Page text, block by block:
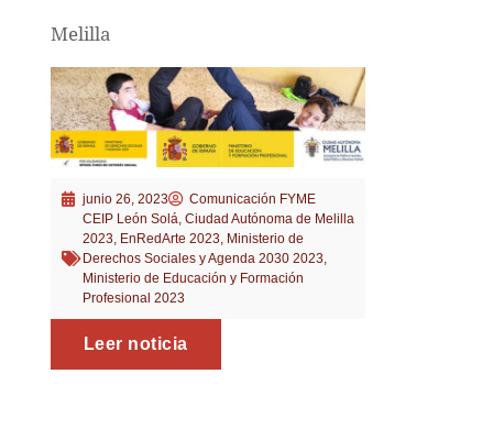
Melilla
junio 26, 2023
Comunicación FYME
CEIP León Solá Ciudad Autónoma de Melilla
2023 EnRedArte 2023 Ministerio de
Derechos Sociales y Agenda 2030 2023
Ministerio de Educación y Formación
Profesional 2023
Leer noticia